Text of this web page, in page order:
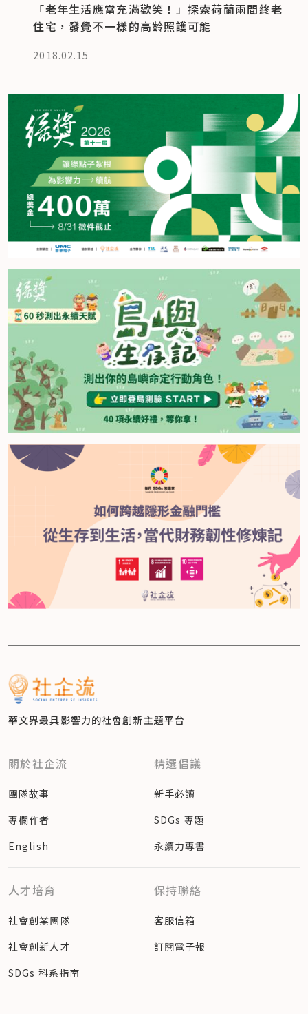
「老年生活應當充滿歡笑！」探索荷蘭兩間終老
住宅，發覺不一樣的高齡照護可能
2018.02.15
華文界最具影響力的社會創新主題平台
關於社企流
團隊故事
專欄作者
English
精選倡議
新手必讀
SDGs 專題
永續力專書
人才培育
社會創業團隊
社會創新人才
SDGs 科系指南
保持聯絡
客服信箱
訂閱電子報